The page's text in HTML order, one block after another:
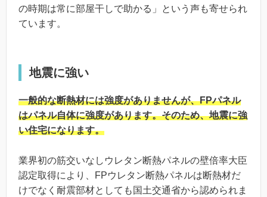
の時期は常に部屋干しで助かる」という声も寄せられ
ています。
地震に強い
一般的な断熱材には強度がありませんが、FPパネル
はパネル自体に強度があります。そのため、地震に強
い住宅になります。
業界初の筋交いなしウレタン断熱パネルの壁倍率大臣
認定取得により、FPウレタン断熱パネルは断熱材だ
けでなく耐震部材としても国土交通省から認められま